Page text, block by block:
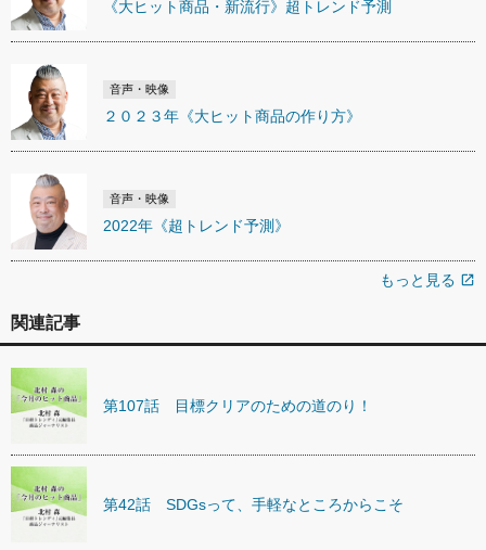
《大ヒット商品・新流行》超トレンド予測
音声・映像
２０２３年《大ヒット商品の作り方》
音声・映像
2022年《超トレンド予測》
もっと見る open_in_new
関連記事
第107話 目標クリアのための道のり！
第42話 SDGsって、手軽なところからこそ